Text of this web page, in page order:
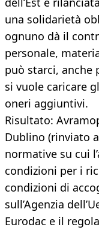
una solidarietà
ognuno dà il
personale,
può starci, anche
si vuole caricare
oneri aggiuntivi.
Risultato:
Dublino (rinviato
normative su cui
condizioni per i
condizioni di
sull’Agenzia
Eurodac e il